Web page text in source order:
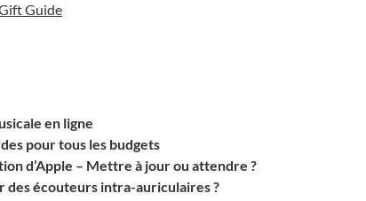
Guide
en ligne
pour tous les budgets
d’Apple – Mettre à jour ou attendre ?
des écouteurs intra-auriculaires ?